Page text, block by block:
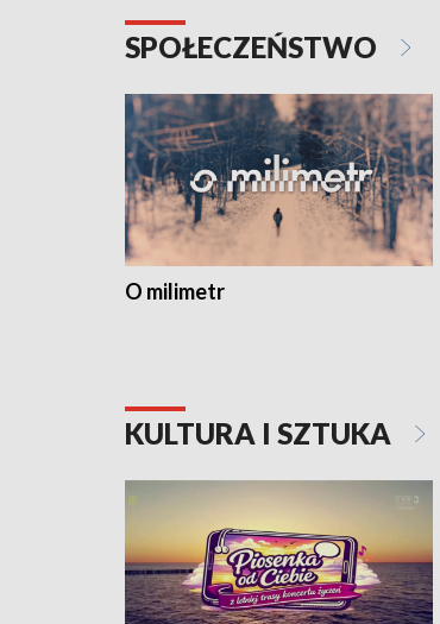
SPOŁECZEŃSTWO
O milimetr
KULTURA I SZTUKA